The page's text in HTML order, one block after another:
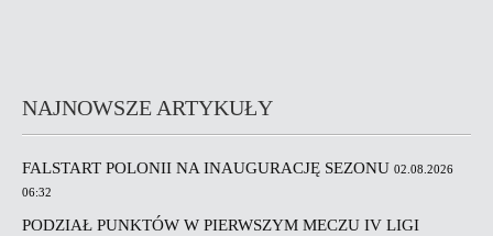
NAJNOWSZE ARTYKUŁY
FALSTART POLONII NA INAUGURACJĘ SEZONU 02.08.2026
06:32
PODZIAŁ PUNKTÓW W PIERWSZYM MECZU IV LIGI